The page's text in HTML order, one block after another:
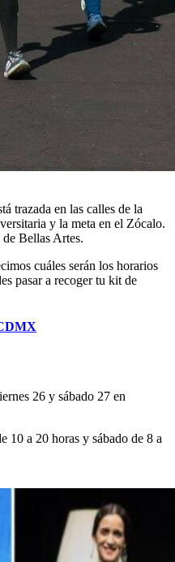
trazada en las calles de la
y la meta en el Zócalo.
Bellas Artes.
cuáles serán los horarios
pasar a recoger tu kit de
26 y sábado 27 en
10 a 20 horas y sábado de 8 a